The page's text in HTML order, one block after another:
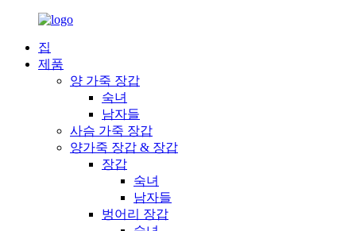
집
제품
양 가죽 장갑
숙녀
남자들
사슴 가죽 장갑
양가죽 장갑 & 장갑
장갑
숙녀
남자들
벙어리 장갑